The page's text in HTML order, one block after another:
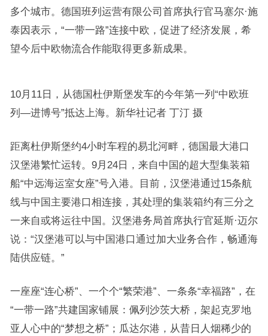
多个城市。德国班列运营有限公司首席执行官马塞尔·施
泰因表示，“一带一路”连接中欧，促进了经济发展，希
望今后中欧物流合作能取得更多新成果。
10月11日，从德国杜伊斯堡发车的今年第一列“中欧班
列—进博号”抵达上海。新华社记者 丁汀 摄
距离杜伊斯堡约4小时车程的易北河畔，德国最大港口
汉堡港繁忙运转。9月24日，来自中国的超大型集装箱
船“中远海运室女座”号入港。目前，汉堡港通过15条航
线与中国主要港口相连接，其处理的集装箱约有三分之
一来自或将运往中国。汉堡港务局首席执行官延斯·迈尔
说：“汉堡港可以与中国港口通过加大业务合作，畅通海
陆供应链。”
一座座“连心桥”、一个个“繁荣港”、一条条“幸福路”，在
“一带一路”共建国家铺展：佩列沙茨大桥，架起克罗地
亚人心中的“梦想之桥”；瓜达尔港，从昔日人烟稀少的